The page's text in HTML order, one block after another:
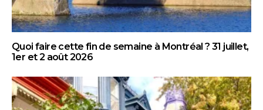
Quoi faire cette fin de semaine à Montréal ? 31 juillet,
1er et 2 août 2026